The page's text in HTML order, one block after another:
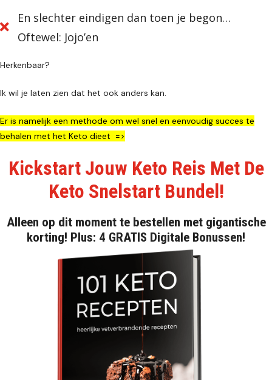
En slechter eindigen dan toen je begon…
Oftewel: Jojo’en
Herkenbaar?
Ik wil je laten zien dat het ook anders kan.
Er is namelijk een methode om wel snel en eenvoudig succes te
behalen met het Keto dieet =>
Kickstart Jouw Keto Reis Met De
Keto Snelstart Bundel!
Alleen op dit moment te bestellen met gigantische
korting! Plus: 4 GRATIS Digitale Bonussen!